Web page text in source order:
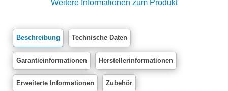
Weitere Informationen zum Produkt
Beschreibung Technische Daten
Garantieinformationen Herstellerinformationen
Erweiterte Informationen Zubehör